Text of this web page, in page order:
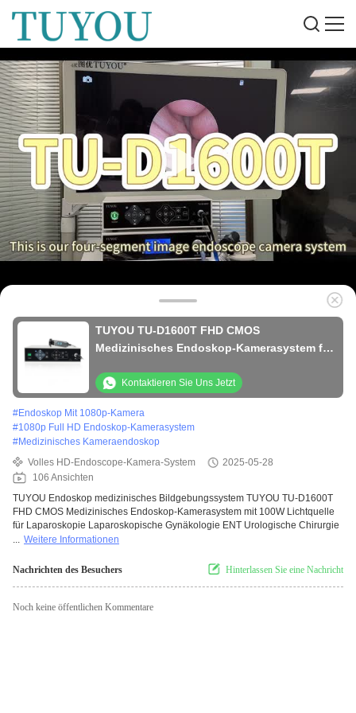
TUYOU TU-D1600T FHD CMOS
Medizinisches Endoskop-Kamerasystem für
Kontaktieren Sie Uns Jetzt
#Endoskop Mit 1080p-Kamera
#1080p Full HD Endoskop-Kamerasystem
#Medizinisches Kameraendoskop
Volles HD-Endoscope-Kamera-System
2025-05-28
106 Ansichten
TUYOU Endoskop medizinisches Bildgebungssystem TUYOU TU-D1600T
FHD CMOS Medizinisches Endoskop-Kamerasystem mit 100W Lichtquelle
für Laparoskopie Laparoskopische Gynäkologie ENT Urologische Chirurgie
... Weitere Informationen
Nachrichten des Besuchers Hinterlassen Sie eine Nachricht
Noch keine öffentlichen Kommentare